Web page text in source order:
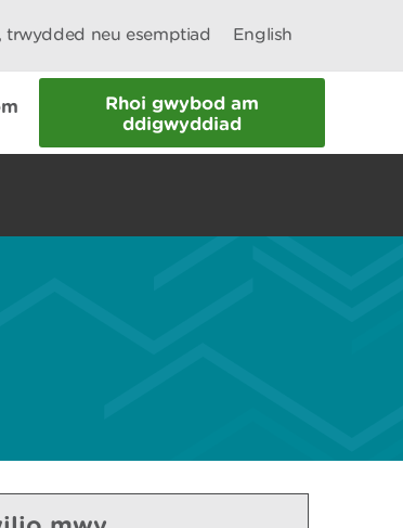
trwydded neu esemptiad English
Rhoi gwybod am
ddigwyddiad